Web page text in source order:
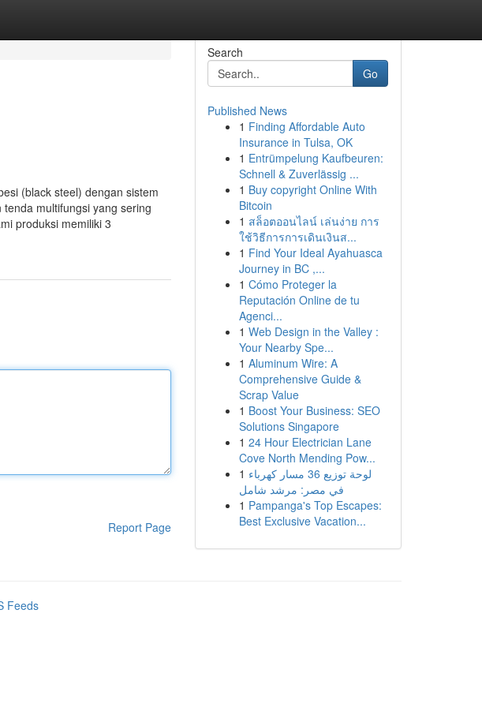
(black steel) dengan sistem
multifungsi yang sering
produksi memiliki 3
Report Page
Search
Go
Published News
1 Finding Affordable Auto
Insurance in Tulsa, OK
1 Entrümpelung Kaufbeuren:
Schnell & Zuverlässig ...
1 Buy copyright Online With
Bitcoin
1 สล็อตออนไลน์ เล่นง่าย การ
ใช้วิธีการการเดินเงินส...
1 Find Your Ideal Ayahuasca
Journey in BC ,...
1 Cómo Proteger la
Reputación Online de tu
Agenci...
1 Web Design in the Valley :
Your Nearby Spe...
1 Aluminum Wire: A
Comprehensive Guide &
Scrap Value
1 Boost Your Business: SEO
Solutions Singapore
1 24 Hour Electrician Lane
Cove North Mending Pow...
1 لوحة توزيع 36 مسار كهرباء
في مصر: مرشد شامل
1 Pampanga's Top Escapes:
Best Exclusive Vacation...
Feeds